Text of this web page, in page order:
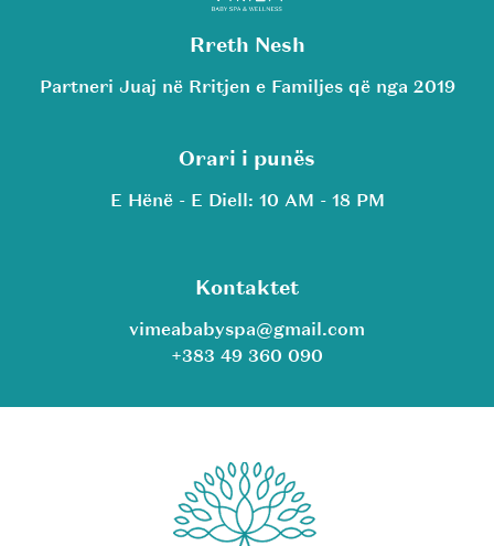
Rreth Nesh
Partneri Juaj në Rritjen e Familjes që nga 2019
Orari i punës
E Hënë - E Diell: 10 AM - 18 PM
Kontaktet
vimeababyspa@gmail.com
+383 49 360 090